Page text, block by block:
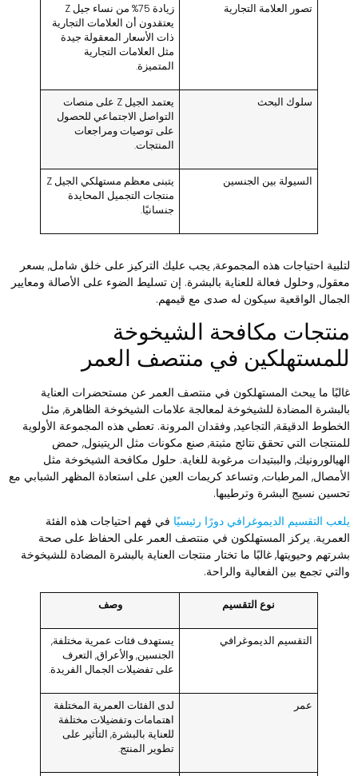
تصور العلامة التجارية
زيادة 75% من نساء جيل Z
يعتقدون أن العلامات التجارية
ذات الأسعار المعقولة جيدة
مثل العلامات التجارية
المتميزة.
سلوك البحث
يعتمد الجيل Z على منصات
التواصل الاجتماعي للحصول
على توصيات ومراجعات
المنتجات.
السيولة بين الجنسين
يتبنى معظم مستهلكي الجيل Z
منتجات التجميل المحايدة
جنسانيًا.
احتياجات هذه المجموعة, يجب عليك التركيز على خلق شامل, بسعر
وحلول فعالة للعناية بالبشرة. إن تسليط الضوء على الأصالة ومعايير
الواقعية سيكون له صدى مع قيمهم.
مكافحة الشيخوخة
في منتصف العمر
ما يبحث المستهلكون في منتصف العمر عن مستحضرات العناية
المضادة للشيخوخة لمعالجة علامات الشيخوخة الظاهرة, مثل
الدقيقة, التجاعيد, وفقدان المرونة. تعطي هذه المجموعة الأولوية
التي تحقق نتائج مثبتة, صنع مكونات مثل الريتينول, حمض
والببتيدات مرغوبة للغاية. حلول مكافحة الشيخوخة مثل
المرطبات, وتساعد كريمات العين على استعادة المظهر الشبابي مع
نسيج البشرة وترطيبها.
التقسيم الديموغرافي دورًا رئيسيًافي فهم احتياجات هذه الفئة
يركز المستهلكون في منتصف العمر على الحفاظ على صحة
وحيويتها, غالبًا ما تختار منتجات العناية بالبشرة المضادة للشيخوخة
تجمع بين الفعالية والراحة.
نوع التقسيم وصف
التقسيم الديموغرافي
يستهدف فئات عمرية مختلفة,
الجنسين, والأعراق, التعرف
على تفضيلات الجمال الفريدة.
عمر
لدى الفئات العمرية المختلفة
اهتمامات وتفضيلات مختلفة
للعناية بالبشرة, التأثير على
تطوير المنتج.